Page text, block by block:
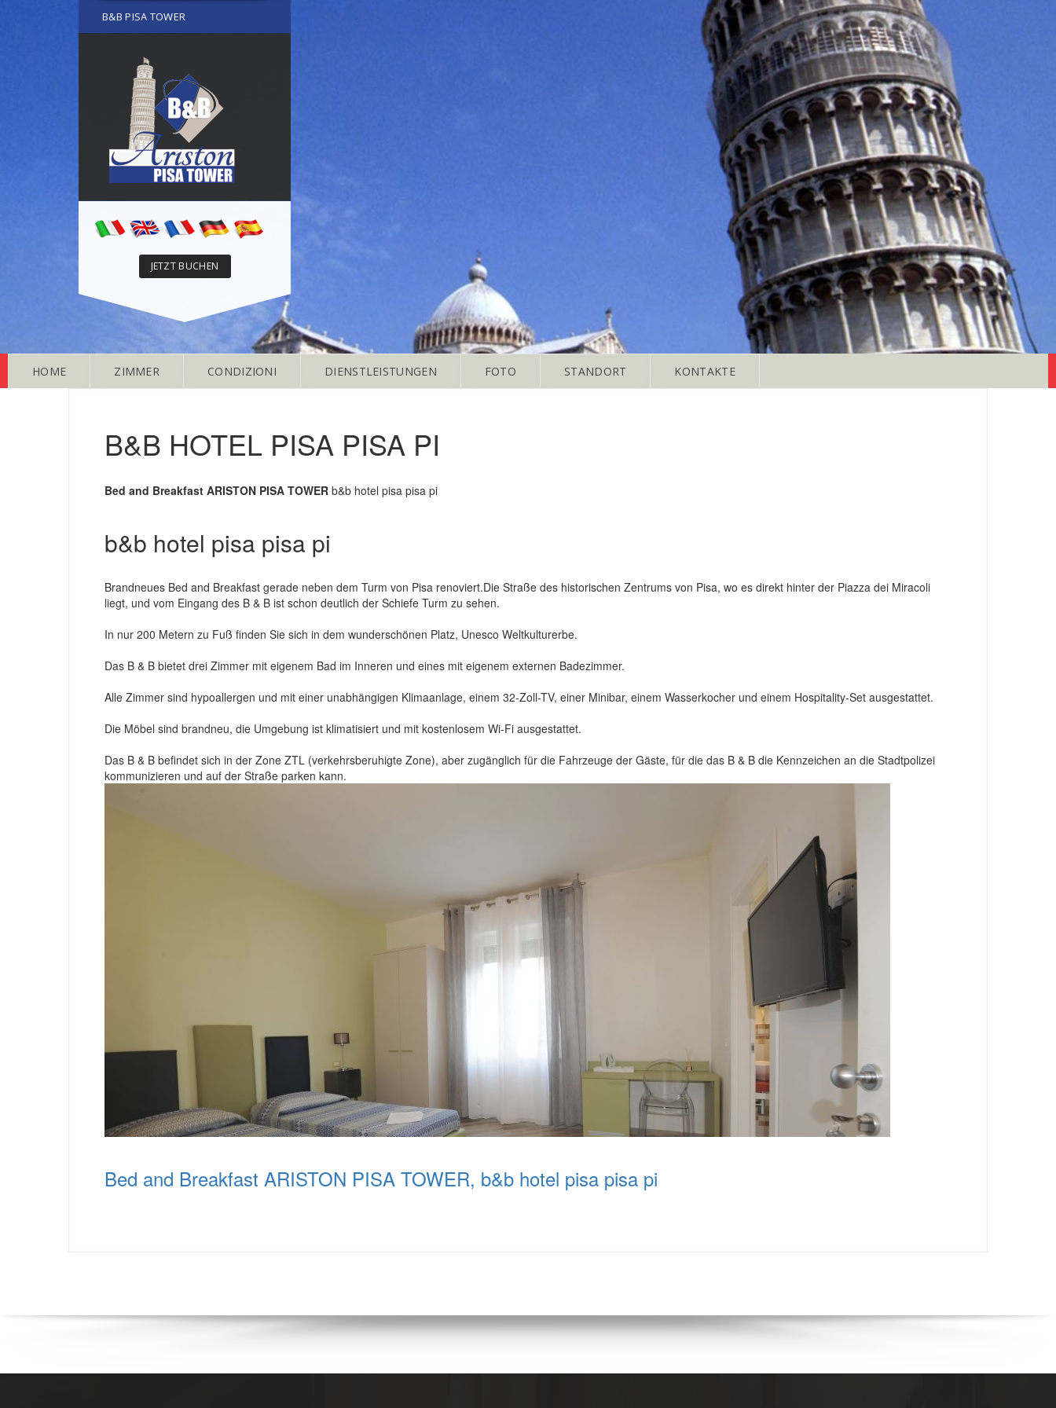
B&B PISA TOWER
JETZT BUCHEN
HOME ZIMMER CONDIZIONI DIENSTLEISTUNGEN FOTO STANDORT KONTAKTE
B&B HOTEL PISA PISA PI
Bed and Breakfast ARISTON PISA TOWER b&b hotel pisa pisa pi
b&b hotel pisa pisa pi
Brandneues Bed and Breakfast gerade neben dem Turm von Pisa renoviert.Die Straße des historischen Zentrums von Pisa, wo es direkt hinter der Piazza dei Miracoli
liegt, und vom Eingang des B & B ist schon deutlich der Schiefe Turm zu sehen.
In nur 200 Metern zu Fuß finden Sie sich in dem wunderschönen Platz, Unesco Weltkulturerbe.
Das B & B bietet drei Zimmer mit eigenem Bad im Inneren und eines mit eigenem externen Badezimmer.
Alle Zimmer sind hypoallergen und mit einer unabhängigen Klimaanlage, einem 32-Zoll-TV, einer Minibar, einem Wasserkocher und einem Hospitality-Set ausgestattet.
Die Möbel sind brandneu, die Umgebung ist klimatisiert und mit kostenlosem Wi-Fi ausgestattet.
Das B & B befindet sich in der Zone ZTL (verkehrsberuhigte Zone), aber zugänglich für die Fahrzeuge der Gäste, für die das B & B die Kennzeichen an die Stadtpolizei
kommunizieren und auf der Straße parken kann.
Bed and Breakfast ARISTON PISA TOWER, b&b hotel pisa pisa pi